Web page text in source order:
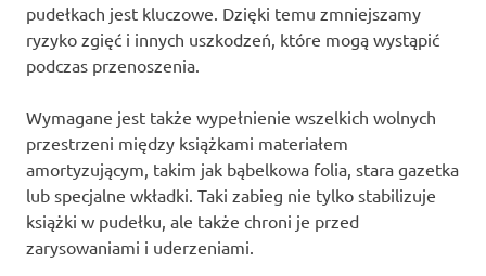
pudełkach jest kluczowe. Dzięki temu zmniejszamy
ryzyko zgięć i innych uszkodzeń, które mogą wystąpić
podczas przenoszenia.
Wymagane jest także wypełnienie wszelkich wolnych
przestrzeni między książkami materiałem
amortyzującym, takim jak bąbelkowa folia, stara gazetka
lub specjalne wkładki. Taki zabieg nie tylko stabilizuje
książki w pudełku, ale także chroni je przed
zarysowaniami i uderzeniami.